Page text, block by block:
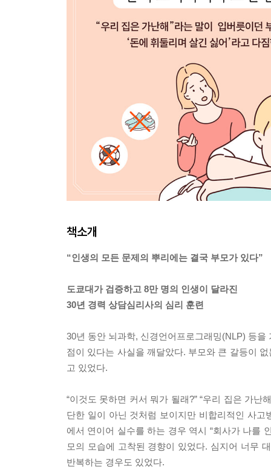
책소개
“인생의 모든 문제의 뿌리에는 결국 부모가 있다”
도쿄대가 검증하고 8만 명의 인생이 달라진
30년 경력 상담심리사의 심리 훈련
30년 동안 뇌과학, 신경언어프로그래밍(NLP) 등을
점이 있다는 사실을 깨달았다. 부모와 큰 갈등이
고 있었다.
“이것도 못하면 커서 뭐가 될래?” “우리 집은 가
단한 일이 아닌 것처럼 보이지만 비합리적인 사
에서 연이어 실수를 하는 경우 역시 “회사가 나를
모의 모습에 고착된 경향이 있었다. 심지어 너무
반복하는 경우도 있었다.